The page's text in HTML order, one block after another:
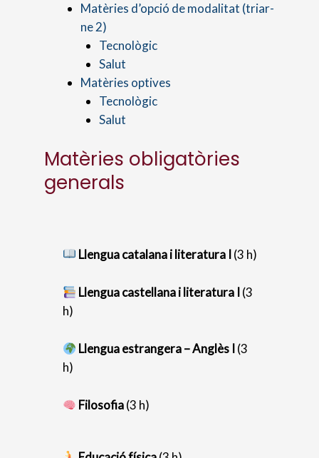
Matèries d’opció de modalitat (triar-
ne 2)
Tecnològic
Salut
Matèries optives
Tecnològic
Salut
Matèries obligatòries
generals
Llengua catalana i literatura I(3 h)
Llengua castellana i literatura I (3
h)
Llengua estrangera – Anglès I (3
h)
Filosofia(3 h)